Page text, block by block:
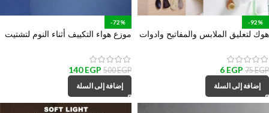
-92%
هوك لتعليق الملابس والمفاتيح وادوات
75EGP
6 EGP
إضافة إلى السلة
-72%
موزع هواء التكييف أثناء النوم لتشتيت
500EGP
140EGP
إضافة إلى السلة